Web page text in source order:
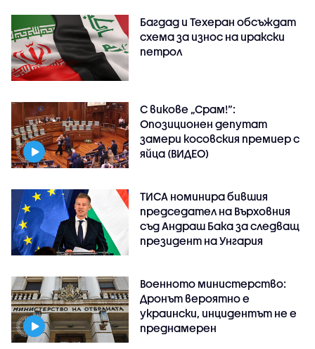
Багдад и Техеран обсъждат
схема за износ на иракски
петрол
С викове „Срам!“:
Опозиционен депутат
замери косовския премиер с
яйца (ВИДЕО)
ТИСА номинира бившия
председател на Върховния
съд Андраш Бака за следващ
президент на Унгария
Военното министерство:
Дронът вероятно е
украински, инцидентът не е
преднамерен